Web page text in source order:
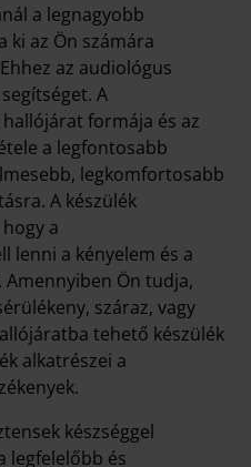
a legnagyobb
ki az Ön számára
az audiológus
A
formája és az
a legfontosabb
legkomfortosabb
A készülék
a
lenni a kényelem és a
Ön tudja,
száraz, vagy
tehető készülék
alkatrészei a
készséggel
legfelelőbb és